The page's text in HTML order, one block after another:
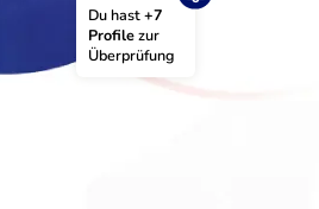
Du hast +7
Profile zur
Überprüfung